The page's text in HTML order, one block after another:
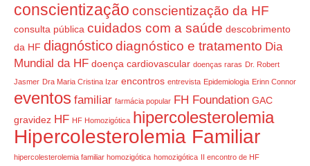
conscientização conscientização da HF
consulta pública cuidados com a saúde descobrimento
da HF diagnósticodiagnóstico e tratamento Dia
Mundial da HF doença cardiovascular doenças raras Dr. Robert
Jasmer Dra Maria Cristina Izar encontros entrevista Epidemiologia Erinn Connor
eventos familiar farmácia popular FH Foundation GAC
gravidez HF HF Homozigótica hipercolesterolemia
Hipercolesterolemia Familiar
hipercolesterolemia familiar homozigótica homozigótica II encontro de HF